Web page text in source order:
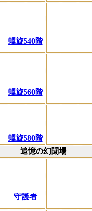
螺旋540階
螺旋560階
螺旋580階
追憶の幻闘場
守護者